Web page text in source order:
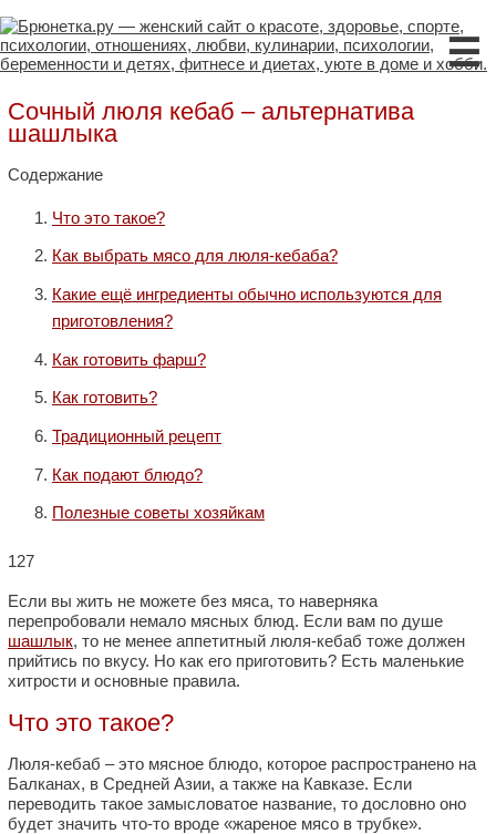
☰
Сочный люля кебаб – альтернатива
шашлыка
Содержание
Что это такое?
Как выбрать мясо для люля-кебаба?
Какие ещё ингредиенты обычно используются для
приготовления?
Как готовить фарш?
Как готовить?
Традиционный рецепт
Как подают блюдо?
Полезные советы хозяйкам
127
Если вы жить не можете без мяса, то наверняка
перепробовали немало мясных блюд. Если вам по душе
шашлык, то не менее аппетитный люля-кебаб тоже должен
прийтись по вкусу. Но как его приготовить? Есть маленькие
хитрости и основные правила.
Что это такое?
Люля-кебаб – это мясное блюдо, которое распространено на
Балканах, в Средней Азии, а также на Кавказе. Если
переводить такое замысловатое название, то дословно оно
будет значить что-то вроде «жареное мясо в трубке».